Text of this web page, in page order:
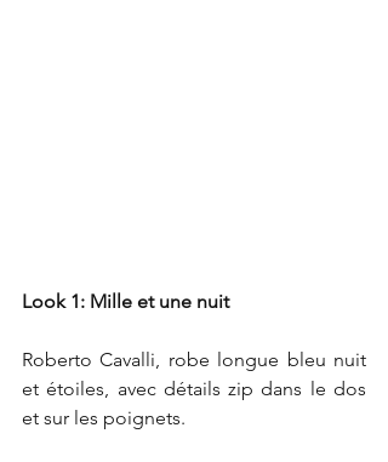
Look 1: Mille et une nuit
Roberto Cavalli, robe longue bleu nuit
et étoiles, avec détails zip dans le dos
et sur les poignets.